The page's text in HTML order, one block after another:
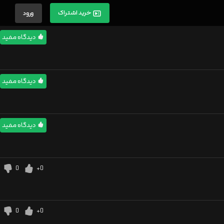
خرید اشتراک ورود
دیدگاه مفید
دیدگاه مفید
دیدگاه مفید
+0
0
+0
0